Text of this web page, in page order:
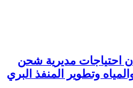
احتياجات مديرية شحن
وتطوير المنفذ البري